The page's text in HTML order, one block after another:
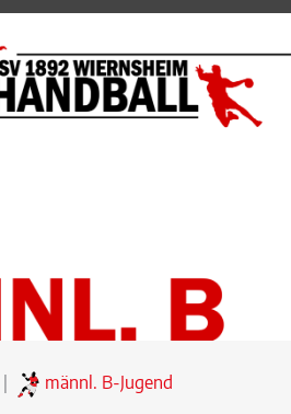
männl. B-Jugend